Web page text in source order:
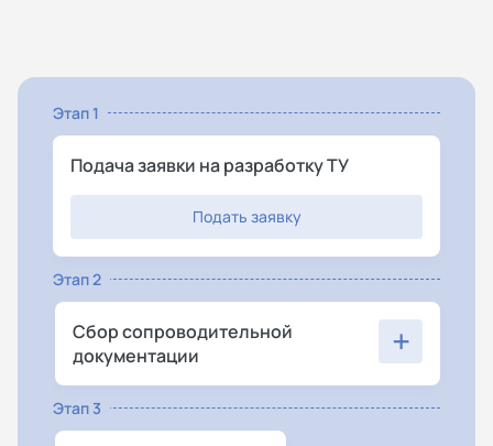
Этап 1
Подача заявки на разработку ТУ
Подать заявку
Этап 2
Сбор сопроводительной
документации
+
Этап 3